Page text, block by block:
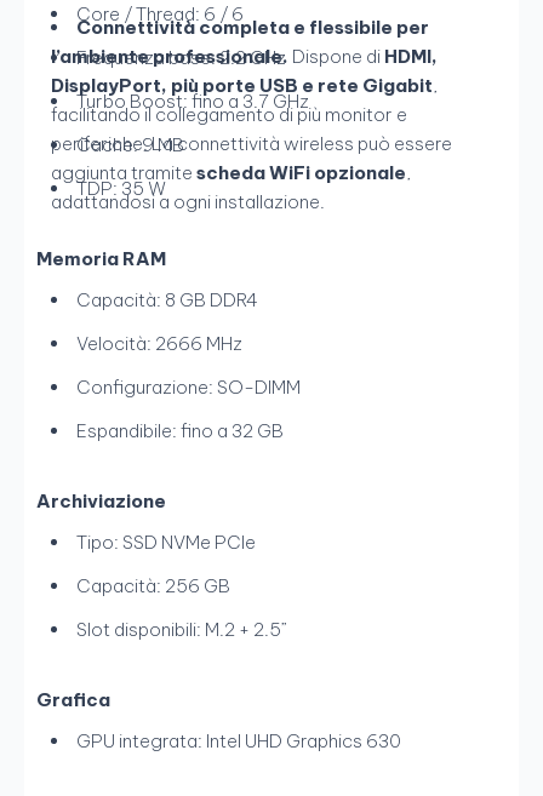
Connettività completa e flessibile per
l’ambiente professionale. Dispone di HDMI,
DisplayPort, più porte USB e rete Gigabit
facilitando il collegamento di più monitor e
periferiche. La connettività wireless può essere
aggiunta tramite scheda WiFi opzionale
adattandosi a ogni installazione.
Core / Thread: 6 / 6
Frequenza base: 2.2 GHz
Turbo Boost: fino a 3.7 GHz
Cache: 9 MB
TDP: 35 W
Memoria RAM
Capacità: 8 GB DDR4
Velocità: 2666 MHz
Configurazione: SO-DIMM
Espandibile: fino a 32 GB
Archiviazione
Tipo: SSD NVMe PCIe
Capacità: 256 GB
Slot disponibili: M.2 + 2.5”
Grafica
GPU integrata: Intel UHD Graphics 630